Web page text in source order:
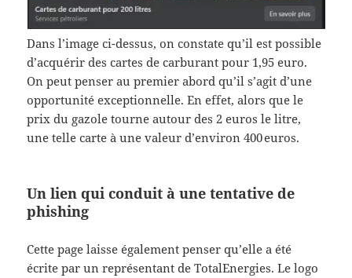
Dans l’image ci-dessus, on constate qu’il est possible
d’acquérir des cartes de carburant pour 1,95 euro.
On peut penser au premier abord qu’il s’agit d’une
opportunité exceptionnelle. En effet, alors que le
prix du gazole tourne autour des 2 euros le litre,
une telle carte à une valeur d’environ 400 euros.
Un lien qui conduit à une tentative de
phishing
Cette page laisse également penser qu’elle a été
écrite par un représentant de TotalEnergies. Le logo